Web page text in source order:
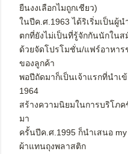
ยืนงงเลือกไมถูกเชียว)
ในปีค.ศ.1963 ได้ริเริ่มเป็นผู้
ตกที่ยังไม่เป็นที่รู้จักกันนักใน
ด้วยจัดโปรโมชั่น/แฟร์อาหา
ของลูกค้า
พอปีถัดมาก็เป็นเจ้าแรกที่นำเ
1964
สร้างความนิยมในการบริโภ
มา
ครั้นปีค.ศ.1995 ก็นำเสนอ
ผ้าแทนถุงพลาสติก